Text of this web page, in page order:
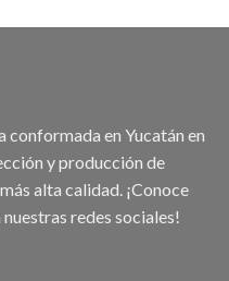
conformada en Yucatán en
y producción de
alta calidad. ¡Conoce
redes sociales!